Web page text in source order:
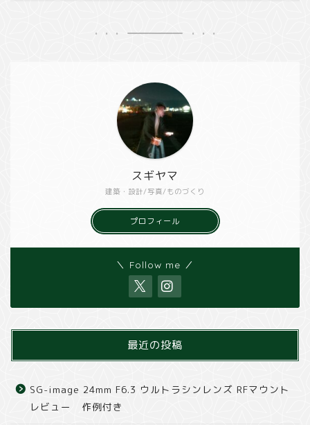
建築・設計/写真/ものづくり
スギヤマ
プロフィール
＼ Follow me ／
最近の投稿
SG-image 24mm F6.3 ウルトラシンレンズ RFマウント
レビュー 作例付き